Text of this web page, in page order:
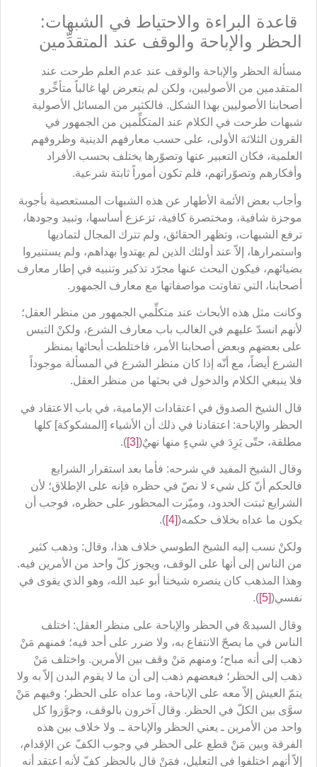
قاعدة البراءة والاحتياط في الشبهات:
الحظر والإباحة والوقف عند المتقدِّمين
مسألة الحظر والإباحة والوقف عند عدم العلم طرحت عند
المتقدمين من الأصوليين، ولكن لم يتعرض لها غالباً متأخِّرو
أصحابنا الأصوليين بهذا الشكل. فالكثير من المسائل الأصولية
شبهات طرحت في الكلام عند المتكلِّمين من الجمهور في
القرون الثلاثة الأولى، على حسب معارفهم الدينية وظروفهم
العلمية، فكان التعبير عنها وتصوّرها يختلف بحسب الأفراد
وأفكارهم وتصوّراتهم، فلم تكون أموراً ثابتة شرعية.
وأجاب بعض الأئمة الأطهار عن هذه الشبهات المستعصية بأجوبة
موجزة شافية، ومختصرة كافية، تزعزع أساسها، وتبيد وجودها،
ترفع الشبهات، وتظهر الحقائق، ولم تترك المجال لتماديها
واستمرارها، إلاّ عند أولئك الذين لم يهتدوا بهداهم، ولم يستنيروا
بضيائهم، فيكون البحث عنها مجرّد تذكير وتنبيه في إطار معارف
أصحابنا، التي تفاوتت مواصفاتها مع معارف الجمهور.
وكانت مثل هذه الأبحاث عند متكلِّمي الجمهور من منظر العقل؛
لأنهم انسدّ عليهم في الغالب باب معارف الشرع، ولكنْ التبس
على بعضهم وبعض أصحابنا الأمر، فاختلطت أبحاثها بمنظر
الشرع أيضاً، مع أنّه إذا كان منظر الشرع في المسألة موجوداً
فلا ينبغي الكلام والدخول في بحثها من منظر العقل.
قال الشيخ الصدوق في اعتقادات الإمامية، في باب الاعتقاد في
الحظر والإباحة: اعتقادنا في ذلك أن الأشياء [المشكوكة] كلها
مطلقة، حتّى يَرِدَ في شيءٍ منها نهيٌ([3]
).
وقال الشيخ المفيد في شرحه: فأما بعد استقرار الشرايع
فالحكم أنّ كل شيء لا نصّ في حظره فإنه على الإطلاق؛ لأن
الشرايع ثبتت الحدود، وميّزت المحظور على حظره، فوجب أن
يكون ما عداه بخلاف حكمه([4]
).
ولكنْ نسب إليه الشيخ الطوسي خلاف هذا، وقال: وذهب كثير
من الناس إلى أنها على الوقف، ويجوز كلّ واحد من الأمرين فيه.
وهذا المذهب كان ينصره شيخنا أبو عبد الله، وهو الذي يقوى في
نفسي([5]
).
وقال السيد& في الحظر والإباحة على منظر العقل: اختلف
الناس في ما يصحّ الانتفاع به، ولا ضرر على أحد فيه؛ فمنهم مَنْ
ذهب إلى أنه مباح؛ ومنهم مَنْ وقف بين الأمرين. واختلف مَنْ
ذهب إلى الحظر؛ فبعضهم ذهب إلى أن ما لا يقوم البدن إلاّ به ولا
يتمّ العيش إلاّ معه على الإباحة، وما عداه على الحظر؛ وفيهم مَنْ
سوَّى بين الكلّ في الحظر. وقال آخرون بالوقف، وجوَّزوا كل
واحد من الأمرين ـ يعني الحظر والإباحة ـ. ولا خلاف بين هذه
الفرقة وبين مَنْ قطع على الحظر في وجوب الكفّ عن الإقدام،
إلاّ أنهم اختلفوا في التعليل، فمَنْ قال بالحظر كفّ لأنه اعتقد أنه